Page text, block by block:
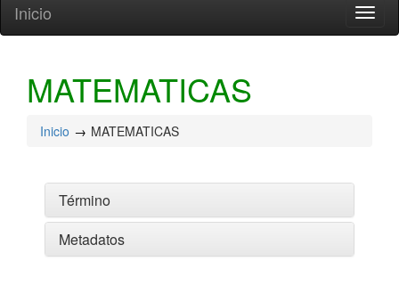
Inicio
MATEMATICAS
Inicio MATEMATICAS
Término
Metadatos